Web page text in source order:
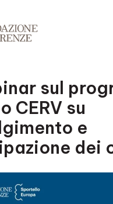
sul
CERV su
e
dei